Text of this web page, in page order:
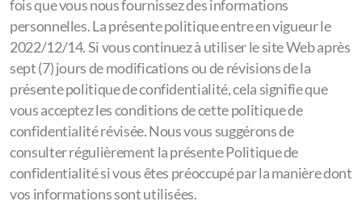
fois que vous nous fournissez des informations
personnelles. La présente politique entre en vigueur le
2022/12/14. Si vous continuez à utiliser le site Web après
sept (7) jours de modifications ou de révisions de la
présente politique de confidentialité, cela signifie que
vous acceptez les conditions de cette politique de
confidentialité révisée. Nous vous suggérons de
consulter régulièrement la présente Politique de
confidentialité si vous êtes préoccupé par la manière dont
vos informations sont utilisées.